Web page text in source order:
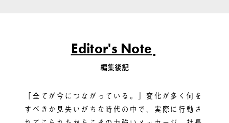
Editor's Note
編集後記
「全てが今につながっている。」変化が多く何を
すべきか見失いがちな時代の中で、実際に行動さ